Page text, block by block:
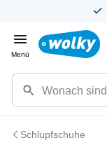
Menü
Schlupfschuhe